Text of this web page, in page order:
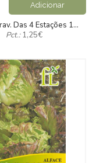
Adicionar
Alface Marav. Das 4 Estações 10g
Pct.:1,25€